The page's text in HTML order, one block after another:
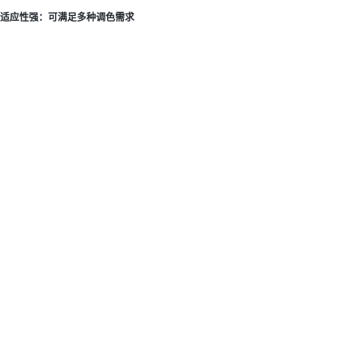
适应性强：可满足多种调色需求